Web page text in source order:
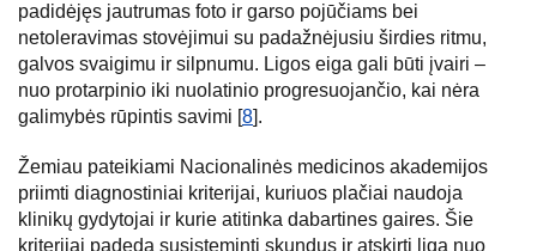
padidėjęs jautrumas foto ir garso pojūčiams bei
netoleravimas stovėjimui su padažnėjusiu širdies ritmu,
galvos svaigimu ir silpnumu. Ligos eiga gali būti įvairi –
nuo protarpinio iki nuolatinio progresuojančio, kai nėra
galimybės rūpintis savimi [8].
Žemiau pateikiami Nacionalinės medicinos akademijos
priimti diagnostiniai kriterijai, kuriuos plačiai naudoja
klinikų gydytojai ir kurie atitinka dabartines gaires. Šie
kriterijai padeda susisteminti skundus ir atskirti ligą nuo